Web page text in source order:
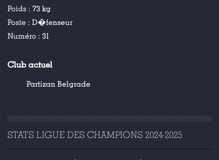
Poids : 73 kg
Poste : D�fenseur
Numéro : 31
Club actuel
Partizan Belgrade
STATS LIGUE DES CHAMPIONS 2024-2025